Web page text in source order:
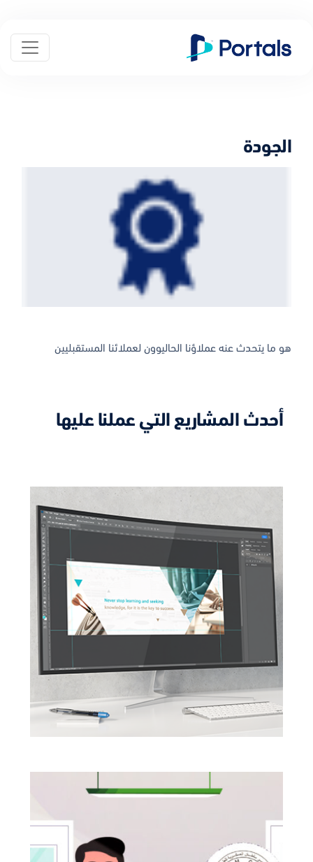
الجودة
هو ما يتحدث عنه عملاؤنا الحاليوون لعملائنا المستقبليين
أحدث المشاريع التي عملنا عليها